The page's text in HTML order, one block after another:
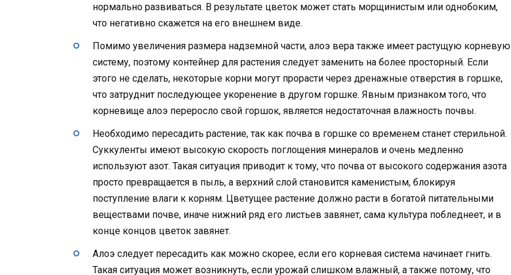
нормально развиваться. В результате цветок может стать морщинистым или однобоким,
что негативно скажется на его внешнем виде.
Помимо увеличения размера надземной части, алоэ вера также имеет растущую корневую
систему, поэтому контейнер для растения следует заменить на более просторный. Если
этого не сделать, некоторые корни могут прорасти через дренажные отверстия в горшке,
что затруднит последующее укоренение в другом горшке. Явным признаком того, что
корневище алоэ переросло свой горшок, является недостаточная влажность почвы.
Необходимо пересадить растение, так как почва в горшке со временем станет стерильной.
Суккуленты имеют высокую скорость поглощения минералов и очень медленно
используют азот. Такая ситуация приводит к тому, что почва от высокого содержания азота
просто превращается в пыль, а верхний слой становится каменистым, блокируя
поступление влаги к корням. Цветущее растение должно расти в богатой питательными
веществами почве, иначе нижний ряд его листьев завянет, сама культура побледнеет, и в
конце концов цветок завянет.
Алоэ следует пересадить как можно скорее, если его корневая система начинает гнить.
Такая ситуация может возникнуть, если урожай слишком влажный, а также потому, что